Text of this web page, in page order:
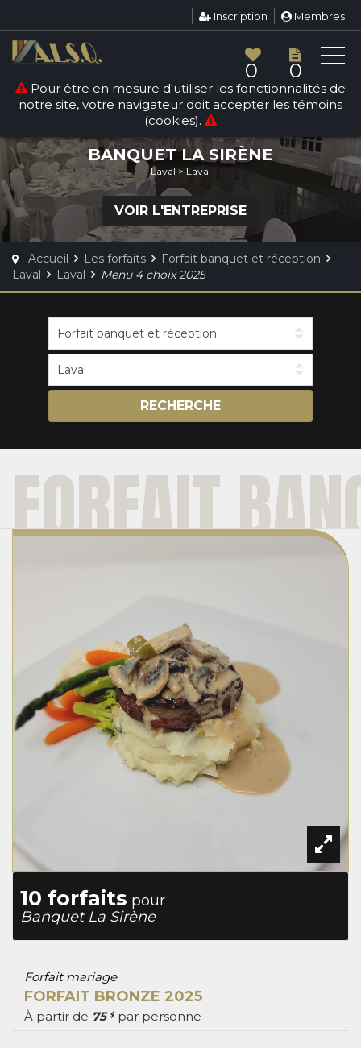
Inscription Membres
0 0
Pour être en mesure d'utiliser les fonctionnalités de
notre site, votre navigateur doit accepter les témoins
(cookies).
FORFAIT BANQUET ET
RÉCEPTION
BANQUET LA SIRÈNE
Laval > Laval
VOIR L'ENTREPRISE
Accueil Les forfaits
Forfait banquet et réception
Laval
Laval Menu 4 choix 2025
RECHERCHE
FORFAIT
10 forfaits pour
Banquet La Sirène
Forfait mariage
FORFAIT BRONZE 2025
À partir de 75 $par personne